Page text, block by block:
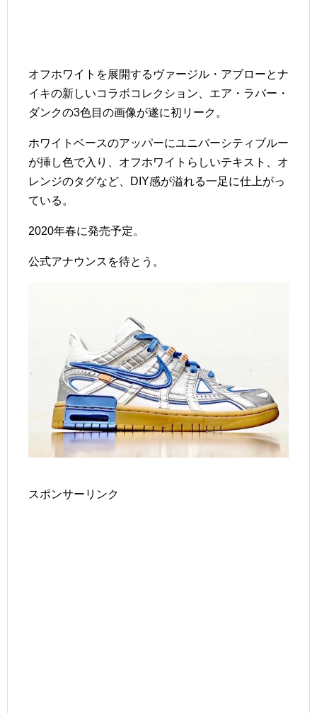
オフホワイトを展開するヴァージル・アブローとナ
イキの新しいコラボコレクション、エア・ラバー・
ダンクの3色目の画像が遂に初リーク。
ホワイトベースのアッパーにユニバーシティブルー
が挿し色で入り、オフホワイトらしいテキスト、オ
レンジのタグなど、DIY感が溢れる一足に仕上がっ
ている。
2020年春に発売予定。
公式アナウンスを待とう。
スポンサーリンク